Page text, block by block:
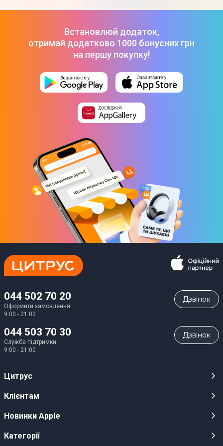
Смарт-годинник Xiaomi Watch S4 Black BHR9195GL
Встановлюй додаток,
отримай додатково 1000 бонусних грн
на першу покупку!
044 502 70 20
Оформити замовлення
9:00 - 21:00
Дзвiнок
044 503 70 30
Служба підтримки
9:00 - 21:00
Дзвiнок
Цитрус
Кар’єра
Оптовим клієнтам
Клієнтам
Публічні оферти
Новинки Apple
iPhone 17
Категорії